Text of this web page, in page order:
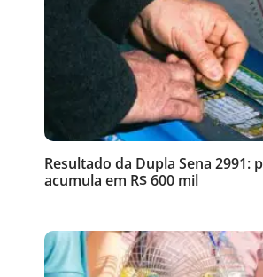
Resultado da Dupla Sena 2991:
acumula em R$ 600 mil